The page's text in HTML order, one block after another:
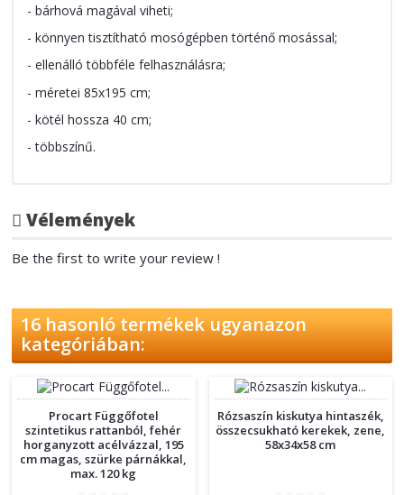
- bárhová magával viheti;
- könnyen tisztítható mosógépben történő mosással;
- ellenálló többféle felhasználásra;
- méretei 85x195 cm;
- kötél hossza 40 cm;
- többszínű.
Vélemények
Be the first to write your review !
16 hasonló termékek ugyanazon
kategóriában:
Procart Függőfotel
szintetikus rattanból, fehér
horganyzott acélvázzal, 195
cm magas, szürke párnákkal,
max. 120 kg
Rózsaszín kiskutya hintaszék,
összecsukható kerekek, zene,
58x34x58 cm